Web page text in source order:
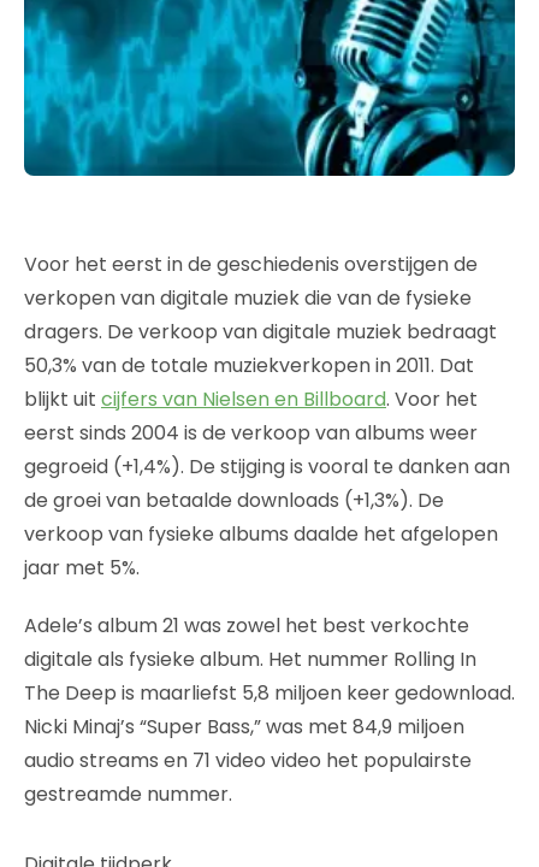
Voor het eerst in de geschiedenis overstijgen de
verkopen van digitale muziek die van de fysieke
dragers. De verkoop van digitale muziek bedraagt
50,3% van de totale muziekverkopen in 2011. Dat
blijkt uit cijfers van Nielsen en Billboard. Voor het
eerst sinds 2004 is de verkoop van albums weer
gegroeid (+1,4%). De stijging is vooral te danken aan
de groei van betaalde downloads (+1,3%). De
verkoop van fysieke albums daalde het afgelopen
jaar met 5%.
Adele’s album 21 was zowel het best verkochte
digitale als fysieke album. Het nummer Rolling In
The Deep is maarliefst 5,8 miljoen keer gedownload.
Nicki Minaj’s “Super Bass,” was met 84,9 miljoen
audio streams en 71 video video het populairste
gestreamde nummer.